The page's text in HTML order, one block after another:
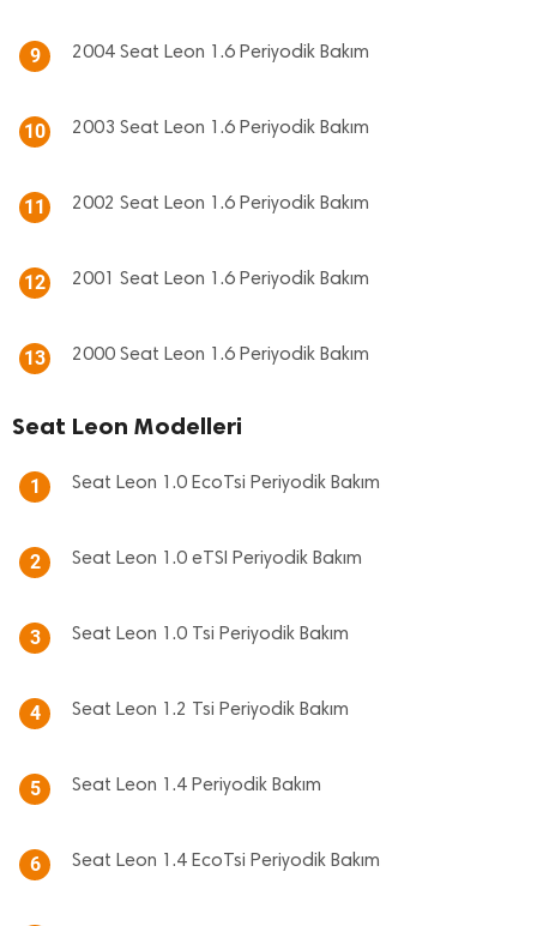
9 2004 Seat Leon 1.6 Periyodik Bakım
10 2003 Seat Leon 1.6 Periyodik Bakım
11 2002 Seat Leon 1.6 Periyodik Bakım
12 2001 Seat Leon 1.6 Periyodik Bakım
13 2000 Seat Leon 1.6 Periyodik Bakım
Seat Leon Modelleri
1 Seat Leon 1.0 EcoTsi Periyodik Bakım
2 Seat Leon 1.0 eTSI Periyodik Bakım
3 Seat Leon 1.0 Tsi Periyodik Bakım
4 Seat Leon 1.2 Tsi Periyodik Bakım
5 Seat Leon 1.4 Periyodik Bakım
6 Seat Leon 1.4 EcoTsi Periyodik Bakım